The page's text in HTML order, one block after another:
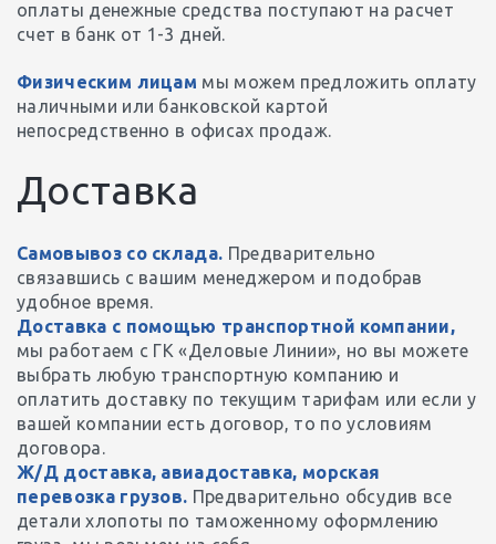
оплаты денежные средства поступают на расчет
счет в банк от 1-3 дней.
Физическим лицам мы можем предложить оплату
наличными или банковской картой
непосредственно в офисах продаж.
Доставка
Самовывоз со склада. Предварительно
связавшись с вашим менеджером и подобрав
удобное время.
Доставка с помощью транспортной компании,
мы работаем с ГК «Деловые Линии», но вы можете
выбрать любую транспортную компанию и
оплатить доставку по текущим тарифам или если у
вашей компании есть договор, то по условиям
договора.
Ж/Д доставка, авиадоставка, морская
перевозка грузов. Предварительно обсудив все
детали хлопоты по таможенному оформлению